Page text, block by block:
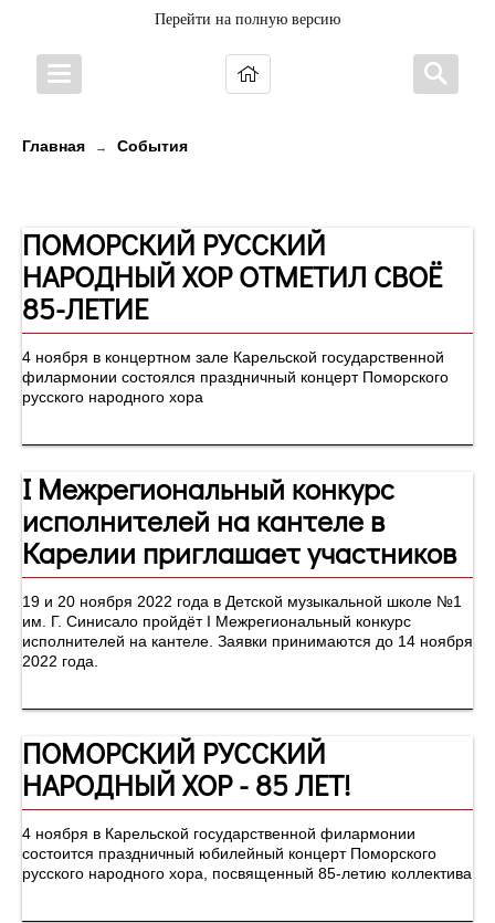
Перейти на полную версию
Главная → События
ПОМОРСКИЙ РУССКИЙ
НАРОДНЫЙ ХОР ОТМЕТИЛ СВОЁ
85-ЛЕТИЕ
4 ноября в концертном зале Карельской государственной
филармонии состоялся праздничный концерт Поморского
русского народного хора
I Межрегиональный конкурс
исполнителей на кантеле в
Карелии приглашает участников
19 и 20 ноября 2022 года в Детской музыкальной школе №1
им. Г. Синисало пройдёт I Межрегиональный конкурс
исполнителей на кантеле. Заявки принимаются до 14 ноября
2022 года.
ПОМОРСКИЙ РУССКИЙ
НАРОДНЫЙ ХОР - 85 ЛЕТ!
4 ноября в Карельской государственной филармонии
состоится праздничный юбилейный концерт Поморского
русского народного хора, посвященный 85-летию коллектива